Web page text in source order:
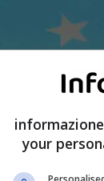
your